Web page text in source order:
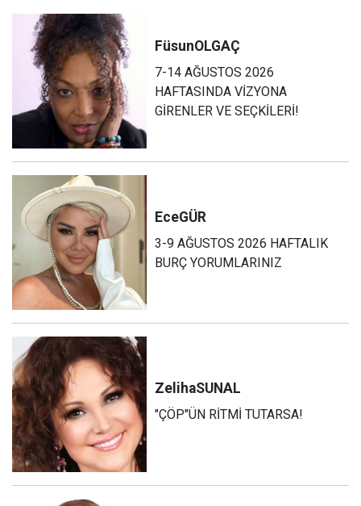
FüsunOLGAÇ
7-14 AĞUSTOS 2026
HAFTASINDA VİZYONA
GİRENLER VE SEÇKİLERİ!
EceGÜR
3-9 AĞUSTOS 2026 HAFTALIK
BURÇ YORUMLARINIZ
ZelihaSUNAL
"ÇÖP"ÜN RİTMİ TUTARSA!